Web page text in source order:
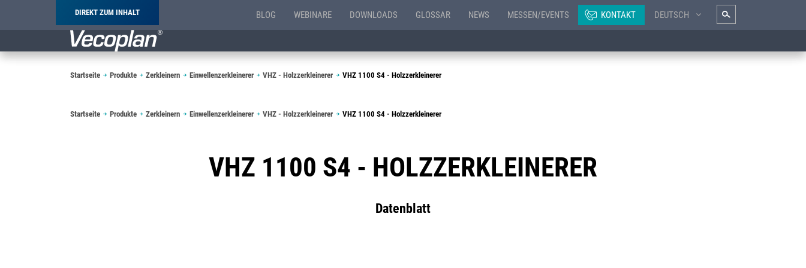
DIREKT ZUM INHALT BLOG WEBINARE DOWNLOADS GLOSSAR NEWS MESSEN/EVENTS KONTAKT DEUTSCH
Pfadnavigation
Startseite Produkte Zerkleinern Einwellenzerkleinerer VHZ - Holzzerkleinerer VHZ 1100 S4 - Holzzerkleinerer
Pfadnavigation
Startseite Produkte Zerkleinern Einwellenzerkleinerer VHZ - Holzzerkleinerer VHZ 1100 S4 - Holzzerkleinerer
VHZ 1100 S4 - HOLZZERKLEINERER
Datenblatt